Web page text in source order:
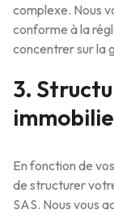
complexe. Nous
conforme à la
concentrer sur la
3.
En fonction de
de structurer
SAS. Nous vous